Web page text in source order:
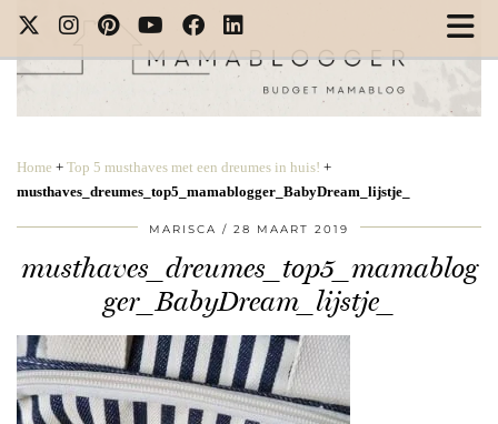
Home + Top 5 musthaves met een dreumes in huis! +
musthaves_dreumes_top5_mamablogger_BabyDream_lijstje_
MARISCA 28 MAART 2019
musthaves_dreumes_top5_mamablog
ger_BabyDream_lijstje_